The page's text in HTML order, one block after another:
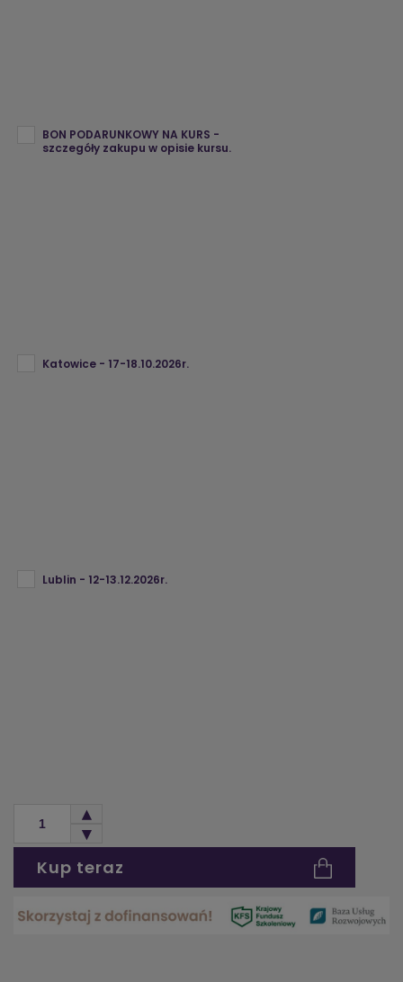
BON PODARUNKOWY NA KURS -
szczegóły zakupu w opisie kursu.
Katowice - 17-18.10.2026r.
Lublin - 12-13.12.2026r.
Kup teraz